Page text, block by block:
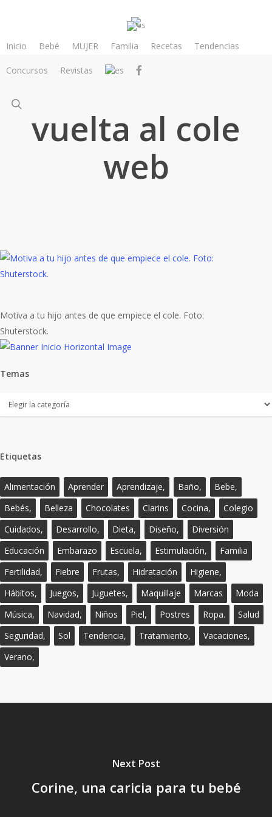
Inicio Bebé MUJER Familia Recetas Tendencias
Concursos Revistas facebook
vuelta al cole
web
Motiva a tu hijo antes de que empiece el cole. Foto:
Shuterstock.
Temas
Temas
Etiquetas
Alimentación Aprender Aprendizaje, Baño,
Bebe,
Bebés,
Belleza Chocolates Clarins Cocina,
Colegio
Cuidados,
Desarrollo, Dieta, Diseño,
Diversión
Educación
Embarazo Escuela, Estimulación,
Familia
Fertilidad,
Fiebre Frutas, Hidratación
Higiene,
Hábitos,
Juegos, Juguetes, Maquillaje Marcas
Moda
Música,
Navidad, Niños Piel, Postres Ropa.
Salud
Seguridad,
Sol Tendencia, Tratamiento,
Vacaciones,
Verano,
Next Post
Corine, una caricia para tu bebé